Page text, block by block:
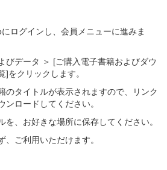
ログインし、会員メニューに進みま
びデータ ＞ [ご購入電子書籍およびダウ
]をクリックします。
のタイトルが表示されますので、リンク
ンロードしてください。
を、お好きな場所に保存してください。
、ご利用いただけます。